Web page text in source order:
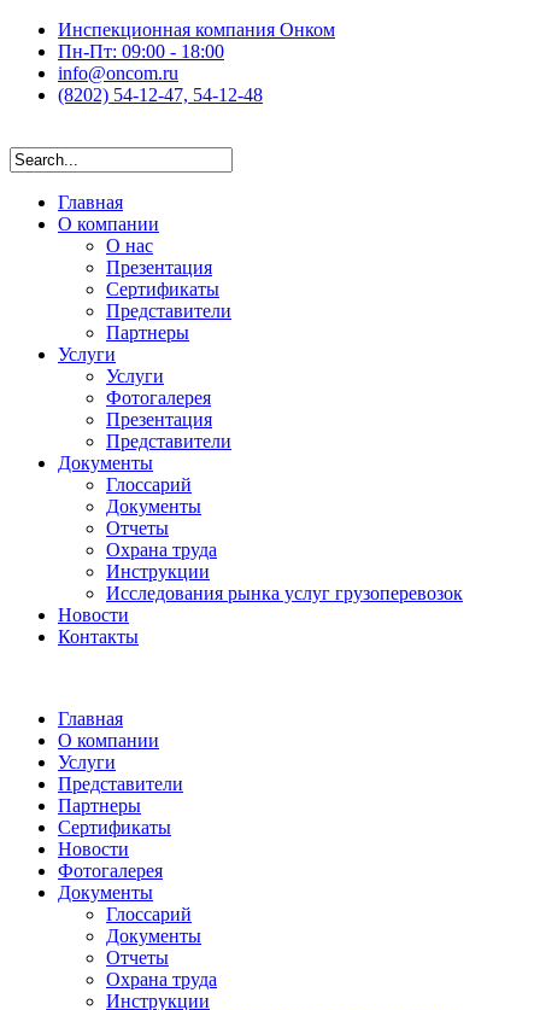
Инспекционная компания Онком
Пн-Пт: 09:00 - 18:00
info@oncom.ru
(8202) 54-12-47, 54-12-48
Главная
О компании
О нас
Презентация
Сертификаты
Представители
Партнеры
Услуги
Услуги
Фотогалерея
Презентация
Представители
Документы
Глоссарий
Документы
Отчеты
Охрана труда
Инструкции
Исследования рынка услуг грузоперевозок
Новости
Контакты
Главная
О компании
Услуги
Представители
Партнеры
Сертификаты
Новости
Фотогалерея
Документы
Глоссарий
Документы
Отчеты
Охрана труда
Инструкции